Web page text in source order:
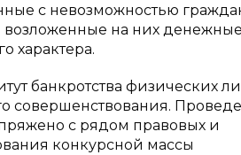
с невозможностью
на них денежные
характера.
банкротства физических
совершенствования.
с рядом правовых и
конкурсной массы